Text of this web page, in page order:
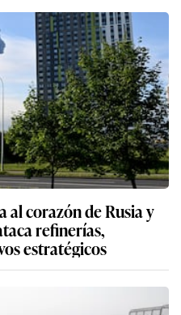
al corazón de Rusia y
refinerías,
estratégicos